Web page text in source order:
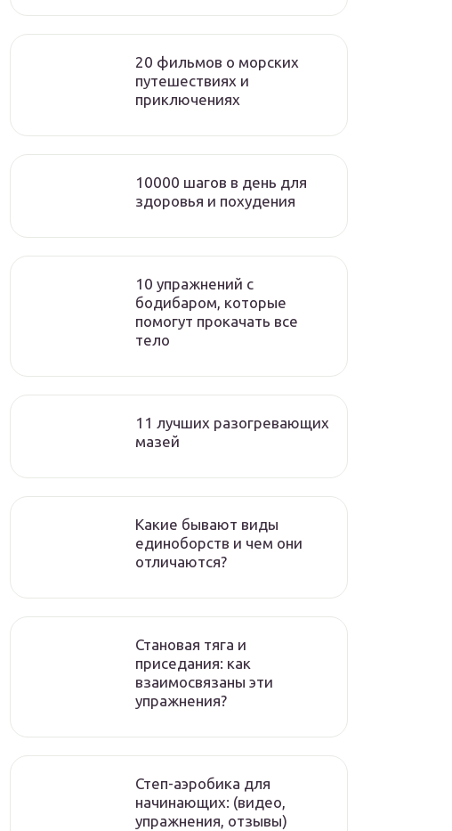
20 фильмов о морских
путешествиях и
приключениях
10000 шагов в день для
здоровья и похудения
10 упражнений с
бодибаром, которые
помогут прокачать все
тело
11 лучших разогревающих
мазей
Какие бывают виды
единоборств и чем они
отличаются?
Становая тяга и
приседания: как
взаимосвязаны эти
упражнения?
Степ-аэробика для
начинающих: (видео,
упражнения, отзывы)